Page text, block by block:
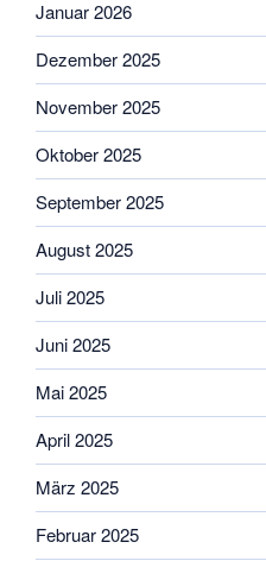
Januar 2026
Dezember 2025
November 2025
Oktober 2025
September 2025
August 2025
Juli 2025
Juni 2025
Mai 2025
April 2025
März 2025
Februar 2025